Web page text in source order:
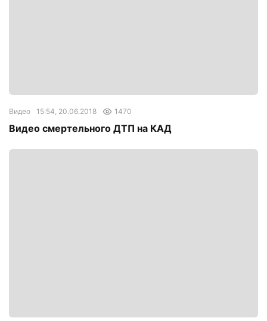
Видео 15:54, 20.06.2018 1470
Видео смертельного ДТП на КАД